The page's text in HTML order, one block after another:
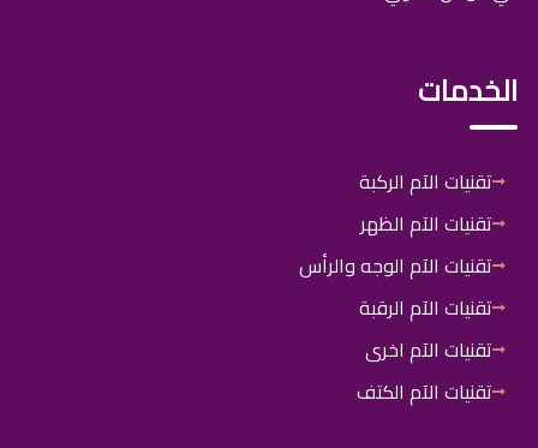
الخدمات
تقنيات الآم الركبة
تقنيات الآم الظهر
تقنيات الآم الوجه والرأس
تقنيات الآم الرقبة
تقنيات الآم اخرى
تقنيات الآم الكتف